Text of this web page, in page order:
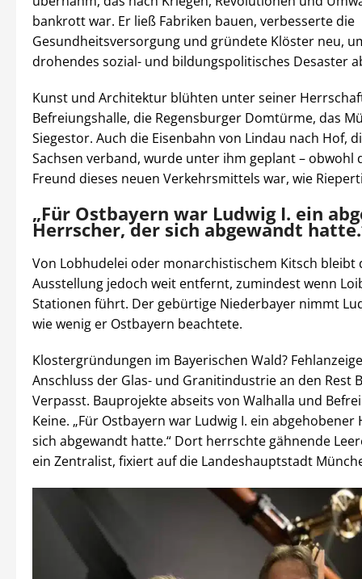
bankrott war. Er ließ Fabriken bauen, verbesserte die
Gesundheitsversorgung und gründete Klöster neu,
drohendes sozial- und bildungspolitisches Desaster
Kunst und Architektur blühten unter seiner
Befreiungshalle, die Regensburger Domtürme, das
Siegestor. Auch die Eisenbahn von Lindau nach Hof,
Sachsen verband, wurde unter ihm geplant – obwohl
Freund dieses neuen Verkehrsmittels war, wie
„Für Ostbayern war Ludwig I. ein
Herrscher, der sich abgewandt
Von Lobhudelei oder monarchistischem Kitsch bleibt
Ausstellung jedoch weit entfernt, zumindest wenn
Stationen führt. Der gebürtige Niederbayer nimmt
wie wenig er Ostbayern beachtete.
Klostergründungen im Bayerischen Wald?
Anschluss der Glas- und Granitindustrie an den Rest
Verpasst. Bauprojekte abseits von Walhalla und
Keine. „Für Ostbayern war Ludwig I. ein
sich abgewandt hatte.“ Dort herrschte gähnende
ein Zentralist, fixiert auf die Landeshauptstadt